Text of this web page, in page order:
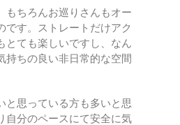
もちろんお巡りさんもオー
です。ストレートだけアク
とても楽しいですし、なん
持ちの良い非日常的な空間
と思っている方も多いと思
自分のペースにて安全に気